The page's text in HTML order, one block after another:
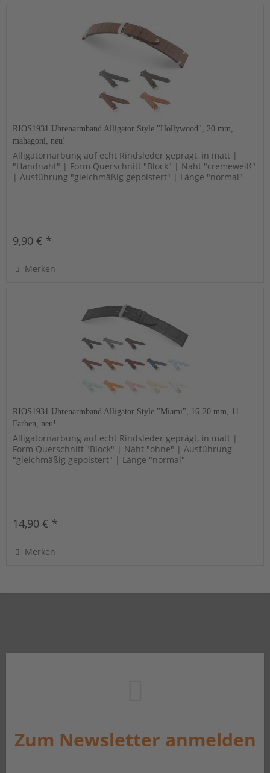
RIOS1931 Uhrenarmband Alligator Style "Hollywood", 20 mm,
mahagoni, neu!
Alligatornarbung auf echt Rindsleder geprägt, in matt |
"Handnaht" | Form Querschnitt "Block" | Naht "cremeweiß"
| Ausführung "gleichmäßig gepolstert" | Länge "normal"
9,90 € *
Merken
RIOS1931 Uhrenarmband Alligator Style "Miami", 16-20 mm, 11
Farben, neu!
Alligatornarbung auf echt Rindsleder geprägt, in matt |
Form Querschnitt "Block" | Naht "ohne" | Ausführung
"gleichmäßig gepolstert" | Länge "normal"
14,90 € *
Merken
Zum Newsletter anmelden